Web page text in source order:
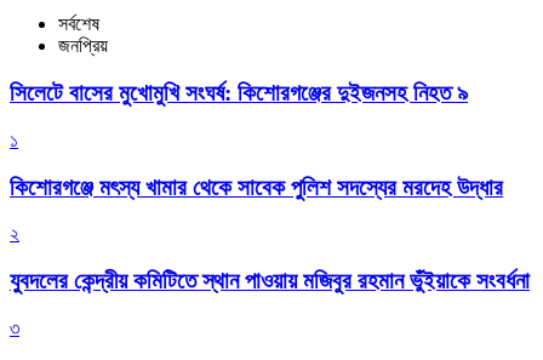
সর্বশেষ
জনপ্রিয়
সিলেটে বাসের মুখোমুখি সংঘর্ষ: কিশোরগঞ্জের দুইজনসহ নিহত ৯
১
কিশোরগঞ্জে মৎস্য খামার থেকে সাবেক পুলিশ সদস্যের মরদেহ উদ্ধার
২
যুবদলের কেন্দ্রীয় কমিটিতে স্থান পাওয়ায় মজিবুর রহমান ভুঁইয়াকে সংবর্ধনা
৩